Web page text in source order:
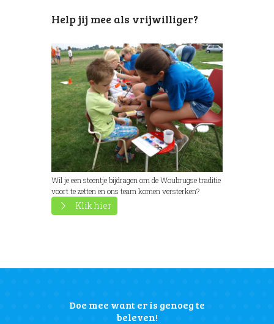
Help jij mee als vrijwilliger?
Wil je een steentje bijdragen om de Woubrugse traditie
voort te zetten en ons team komen versterken?
Klik hier
Doe mee want er is genoeg te
beleven!